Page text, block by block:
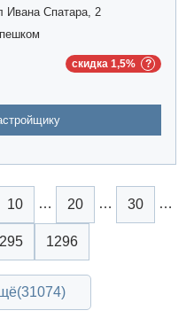
Ивана Спатара, 2
скидка 1,5%
10 … 20 … 30 …
1296
(31074)